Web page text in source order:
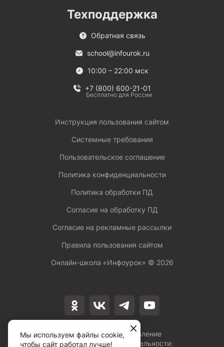
Лицензия на осуществление
образовательной деятельности:
Техподдержка
Обратная связь
school@infourok.ru
10:00 – 22:00 мск
+7 (800) 600-21-01
Бесплатно для России
Инструкция пользования сайтом
Системные требования
Пользовательское соглашение
Политика конфиденциальности
Политика обработки ПД
Согласие на обработку ПД
Согласие на рекламные рассылки
Правила пользования сайтом
Онлайн-школа «Инфоурок» © 2026
Мы используем файлы cookie,
чтобы сайт работал лучше!